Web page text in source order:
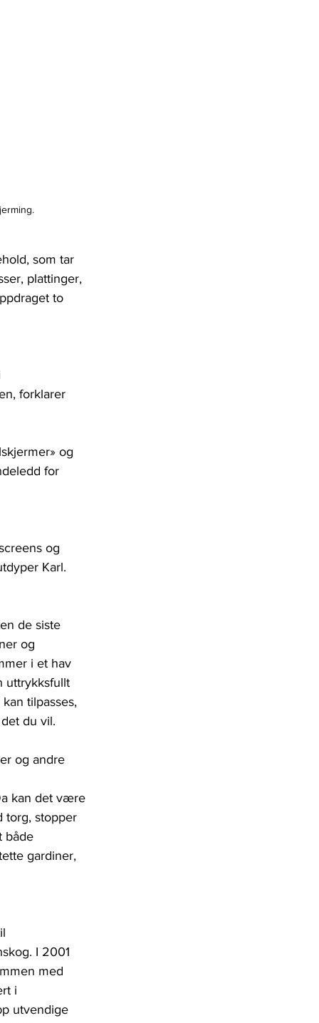
som tar
plattinger,
to
forklarer
og
for
og
Karl.
de siste
og
i et hav
uttrykksfullt
tilpasses,
du vil.
og andre
kan det være
torg, stopper
både
gardiner,
I 2001
med
i
utvendige